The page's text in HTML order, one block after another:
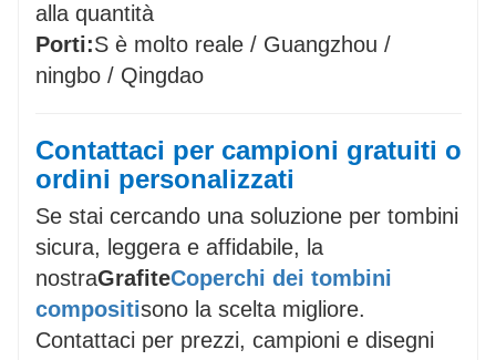
alla quantità
Porti:S è molto reale / Guangzhou /
ningbo / Qingdao
Contattaci per campioni gratuiti o
ordini personalizzati
Se stai cercando una soluzione per tombini
sicura, leggera e affidabile, la
nostraGrafiteCoperchi dei tombini
compositisono la scelta migliore.
Contattaci per prezzi, campioni e disegni